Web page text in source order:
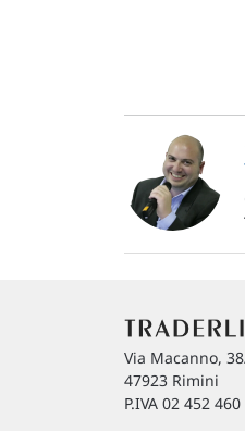
Via Macanno,
47923 Rimini
P.IVA 02 452 460